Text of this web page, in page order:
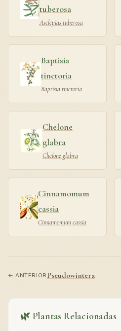
tuberosa
Asclepias tuberosa
Baptisia
tinctoria
Baptisia tinctoria
Chelone
glabra
Chelone glabra
Cinnamomum
cassia
Cinnamomum cassia
← ANTERIORPseudowintera
🌿 Plantas Relacionadas